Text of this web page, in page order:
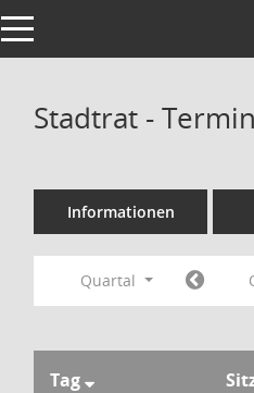
Toggle navigation
Stadtrat -
Informationen
Quartal
Tag